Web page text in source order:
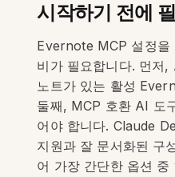
시작하기 전에
Evernote MCP 설정을
비가 필요합니다. 먼저
노트가 있는 활성
둘째, MCP 호환 AI 도
어야 합니다. Claude
지원과 잘 문서화된 구
어 가장 간단한 옵션